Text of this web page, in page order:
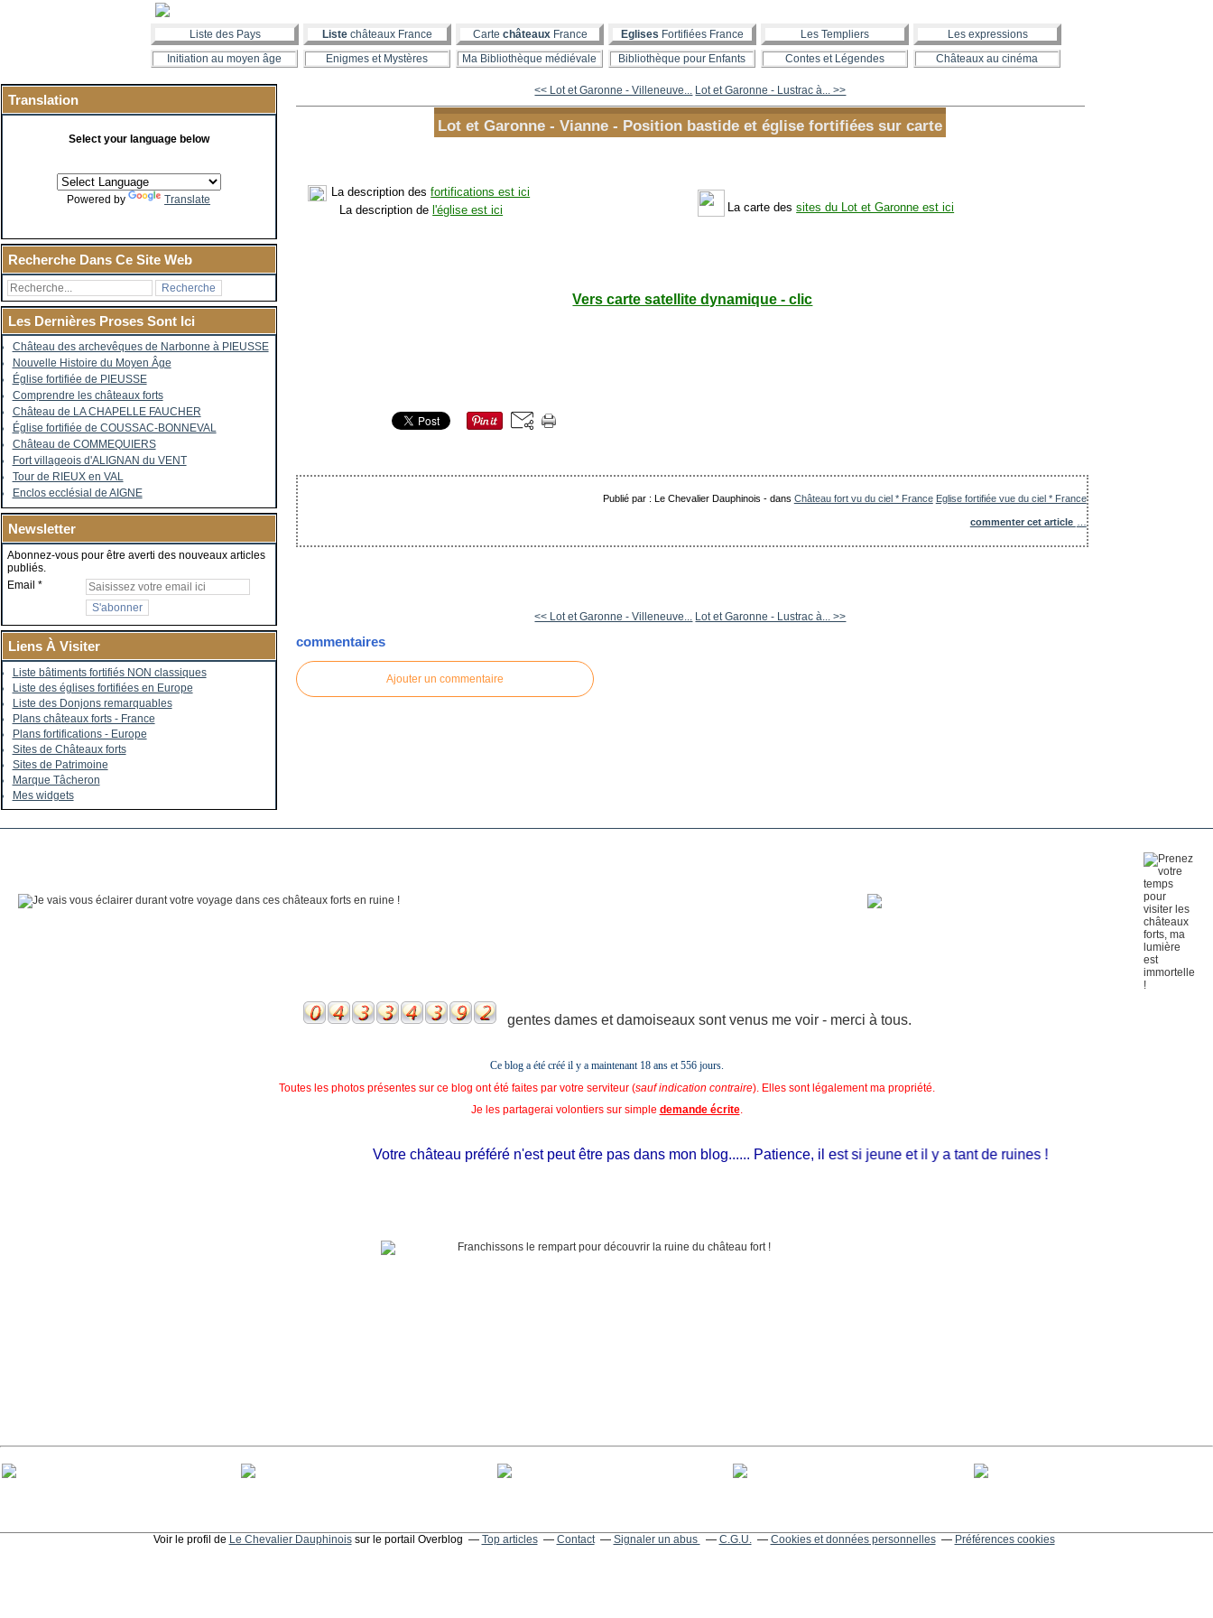
Liste des Pays Liste châteaux France Carte châteauxFrance Eglises Fortifiées France Les Templiers
Les expressions
Initiation au moyen âge
Enigmes et Mystères Ma Bibliothèque médiévale Bibliothèque pour Enfants Contes et Légendes Châteaux au cinéma
Translation
Select your language below
Powered by Translate
Recherche Dans Ce Site Web
Les Dernières Proses Sont Ici
Château des archevêques de Narbonne à PIEUSSE
Nouvelle Histoire du Moyen Âge
Église fortifiée de PIEUSSE
Comprendre les châteaux forts
Château de LA CHAPELLE FAUCHER
Église fortifiée de COUSSAC-BONNEVAL
Château de COMMEQUIERS
Fort villageois d'ALIGNAN du VENT
Tour de RIEUX en VAL
Enclos ecclésial de AIGNE
Newsletter
Abonnez-vous pour être averti des nouveaux articles
publiés.
Email
Liens À Visiter
Liste bâtiments fortifiés NON classiques
Liste des églises fortifiées en Europe
Liste des Donjons remarquables
Plans châteaux forts - France
Plans fortifications - Europe
Sites de Châteaux forts
Sites de Patrimoine
Marque Tâcheron
Mes widgets
<< Lot et Garonne - Villeneuve... Lot et Garonne - Lustrac à... >>
Lot et Garonne - Vianne - Position bastide et église fortifiées sur carte
La description desfortifications est ici
La description de l'église est ici La carte dessites du Lot et Garonne est ici
Vers carte satellite dynamique - clic
Publié par : Le Chevalier Dauphinois -dans Château fort vu du ciel * France Eglise fortifiée vue du ciel * France
commenter cet article
<< Lot et Garonne - Villeneuve... Lot et Garonne - Lustrac à... >>
commentaires
Ajouter un commentaire
gentes dames et damoiseaux sont venus me voir - merci à tous.
Ce blog a été créé il y a maintenant 18 ans et556 jours.
Toutes les photos présentes sur ce blog ont été faites par votre serviteur (sauf indication contraire). Elles sont légalement ma propriété.
Je les partagerai volontiers sur simple demande écrite.
Votre château préféré n'est peut être pas dans mon blog...... Patience, il est si jeune et il y a tant de ruines !
Voir le profil de Le Chevalier Dauphinoissur le portail Overblog Top articles Contact Signaler un abus C.G.U. Cookies et données personnelles Préférences cookies